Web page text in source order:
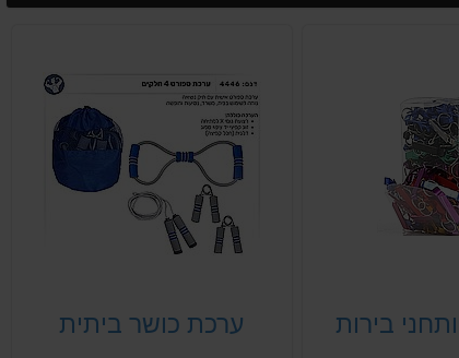
בירות ערכת כושר ביתית